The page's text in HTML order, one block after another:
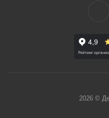
2026 ©